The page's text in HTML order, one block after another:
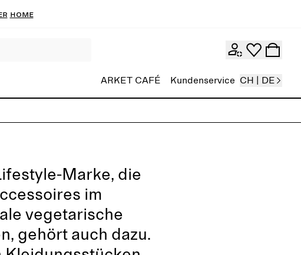
HOME
ARKET CAFÉ Kundenservice CH | DE
Marke, die
im
vegetarische
gehört auch dazu.